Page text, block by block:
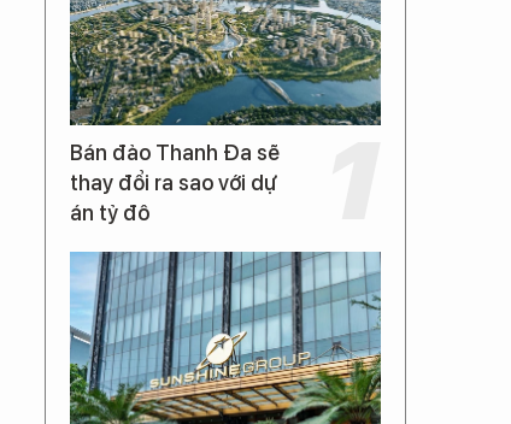
Bán đảo Thanh Đa sẽ
thay đổi ra sao với dự
án tỷ đô